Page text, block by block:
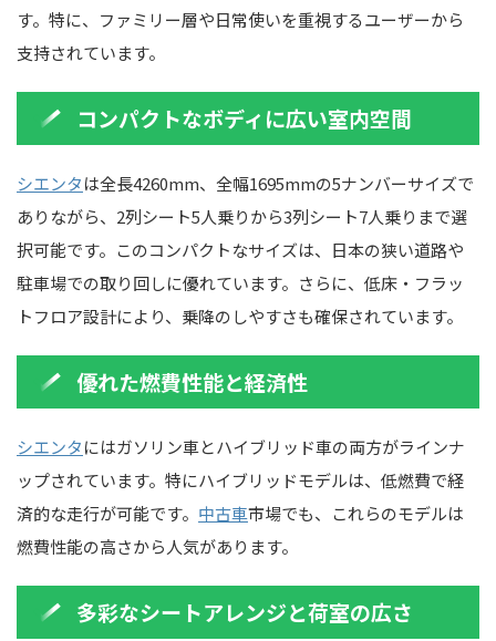
す。特に、ファミリー層や日常使いを重視するユーザーから
支持されています。
コンパクトなボディに広い室内空間
シエンタは全長4260mm、全幅1695mmの5ナンバーサイズで
ありながら、2列シート5人乗りから3列シート7人乗りまで選
択可能です。このコンパクトなサイズは、日本の狭い道路や
駐車場での取り回しに優れています。さらに、低床・フラッ
トフロア設計により、乗降のしやすさも確保されています。
優れた燃費性能と経済性
シエンタにはガソリン車とハイブリッド車の両方がラインナ
ップされています。特にハイブリッドモデルは、低燃費で経
済的な走行が可能です。 中古車市場でも、これらのモデルは
燃費性能の高さから人気があります。
多彩なシートアレンジと荷室の広さ